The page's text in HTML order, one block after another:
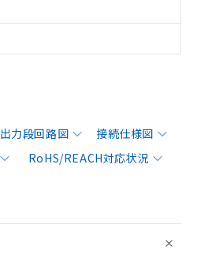
出力段回路図
接続仕様図
RoHS/REACH対応状況